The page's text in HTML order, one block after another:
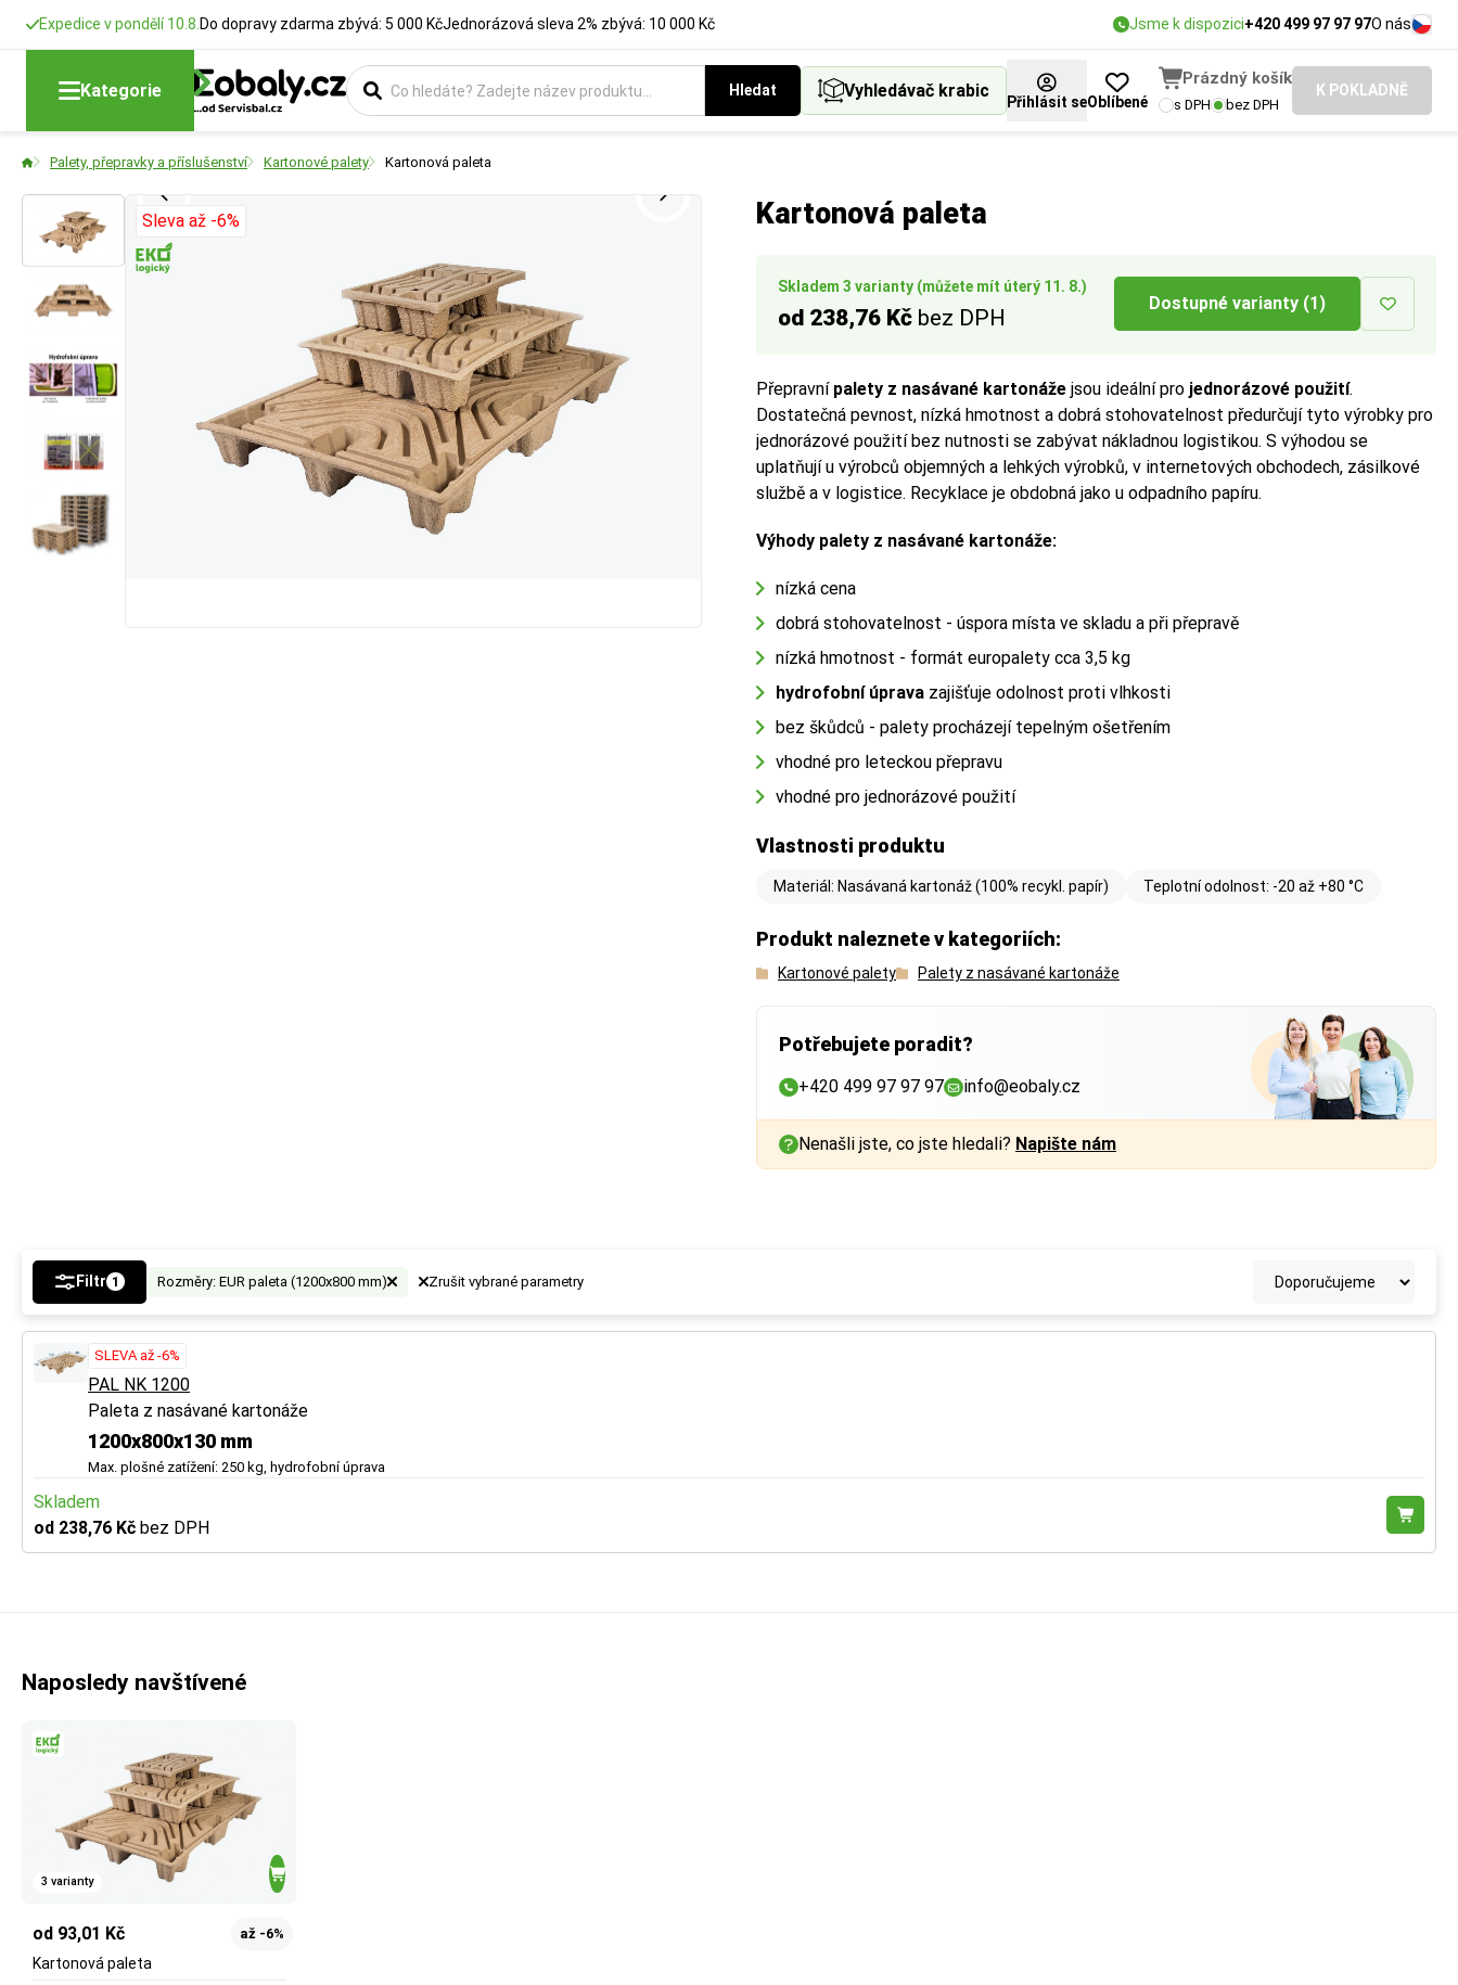
Expedice v pondělí 10.8. Do dopravy zdarma zbývá: 5 000 KčJednorázová sleva 2% zbývá: 10 000 Kč Jsme k dispozici+420 499 97 97 97O nás
Kategorie Hledat Vyhledávač krabic
Přihlásit seOblíbené
Prázdný košík
s DPH bez DPH
K POKLADNĚ
Palety, přepravky a příslušenství Kartonové palety Kartonová paleta
Kartonová paleta
Skladem 3 varianty (můžete mít úterý 11. 8.)
od 238,76 Kč bez DPH
Dostupné varianty (1)
Přepravnípalety z nasávané kartonáže jsou ideální pro jednorázové použití.
Dostatečná pevnost, nízká hmotnost a dobrá stohovatelnost předurčují tyto výrobky pro
jednorázové použití bez nutnosti se zabývat nákladnou logistikou. S výhodou se
uplatňují u výrobců objemných a lehkých výrobků, v internetových obchodech, zásilkové
službě a v logistice. Recyklace je obdobná jako u odpadního papíru.
Výhody palety z nasávané kartonáže:
nízká cena
dobrá stohovatelnost - úspora místa ve skladu a při přepravě
nízká hmotnost - formát europalety cca 3,5 kg
hydrofobní úprava zajišťuje odolnost proti vlhkosti
bez škůdců - palety procházejí tepelným ošetřením
vhodné pro leteckou přepravu
vhodné pro jednorázové použití
Vlastnosti produktu
Materiál: Nasávaná kartonáž (100% recykl. papír) Teplotní odolnost: -20 až +80 °C
Produkt naleznete v kategoriích:
Kartonové palety Palety z nasávané kartonáže
Potřebujete poradit?
+420 499 97 97 97 info@eobaly.cz
Nenašli jste, co jste hledali? Napište nám
Sleva až -6%
Filtr 1 Rozměry: EUR paleta (1200x800 mm) Zrušit vybrané parametry
SLEVA až -6%
PAL NK 1200
Paleta z nasávané kartonáže
1200x800x130 mm
Max. plošné zatížení: 250 kg, hydrofobní úprava
Skladem
od 238,76 Kč bez DPH
Naposledy navštívené
3 varianty
od 93,01 Kč až -6%
Kartonová paleta
Rozměry
Udává vnější půdorysné rozměry palety v milimetrech a její formátový typ (např. EUR, US nebo
Délka
Udává celkovou délku materiálu v milimetrech. Vyberte si rozměr, který přesně odpovídá vašim
Šířka
Udává šířku pásky nebo materiálu v milimetrech. Vyberte si rozměr podle požadované pevnosti